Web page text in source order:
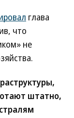
глава
что
не
штатно,